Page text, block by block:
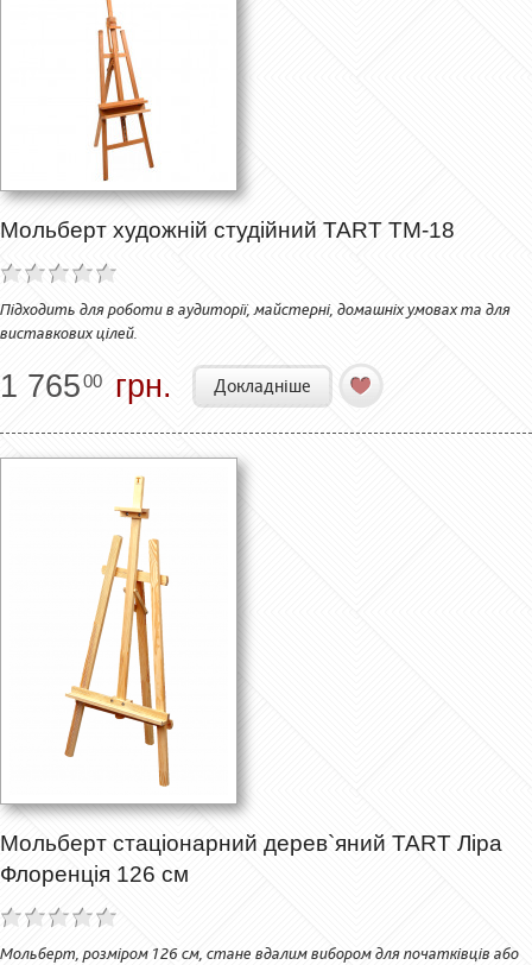
Мольберт художній студійний TART ТМ-18
Підходить для роботи в аудиторії, майстерні, домашніх умовах та для
виставкових цілей.
1 76500 грн. Докладніше
Мольберт стаціонарний дерев`яний TART Ліра
Флоренція 126 см
Мольберт, розміром 126 см, стане вдалим вибором для початківців або